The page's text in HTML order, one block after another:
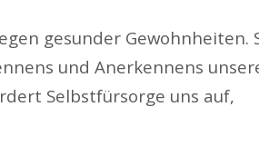
gesunder Gewohnheiten.
und Anerkennens
Selbstfürsorge uns auf,